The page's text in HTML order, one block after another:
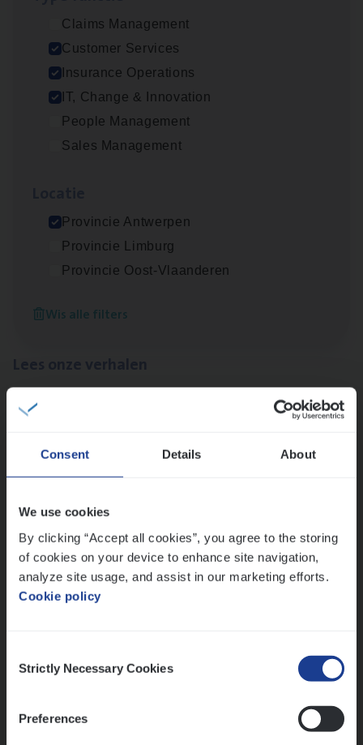
Consent Details About
We use cookies
By clicking “Accept all cookies”, you agree to the storing
of cookies on your device to enhance site navigation,
analyze site usage, and assist in our marketing efforts.
Cookie policy
Selection
Strictly Necessary Cookies
Preferences
Claims Management
Customer Services
Insurance Operations
IT, Change & Innovation
People Management
Sales Management
Provincie Antwerpen
Provincie Limburg
Provincie Oost-Vlaanderen
Wis alle filters
Advisor/​Configuratie ana­lyst Part­ner in
Benefits
Insurance Operations
Beveren
Antwerpen
versterken
humor
Thalia zoekt graag oplossingen, in games én op het
Ons sollicitatieproces